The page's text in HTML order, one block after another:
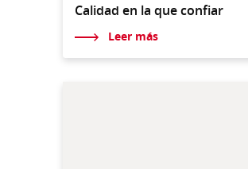
Calidad en la que confiar
Leer más